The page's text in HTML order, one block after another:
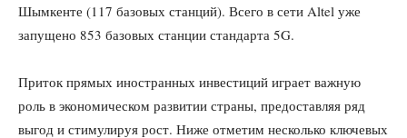
Шымкенте (117 базовых станций). Всего в сети Altel уже
запущено 853 базовых станции стандарта 5G.
Приток прямых иностранных инвестиций играет важную
роль в экономическом развитии страны, предоставляя ряд
выгод и стимулируя рост. Ниже отметим несколько ключевых